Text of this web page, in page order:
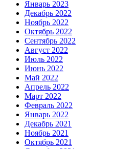
Январь 2023
Декабрь 2022
Ноябрь 2022
Октябрь 2022
Сентябрь 2022
Август 2022
Июль 2022
Июнь 2022
Май 2022
Апрель 2022
Март 2022
Февраль 2022
Январь 2022
Декабрь 2021
Ноябрь 2021
Октябрь 2021